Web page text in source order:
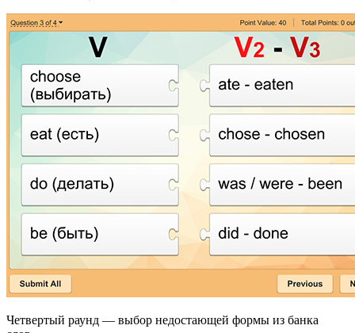
Четвертый раунд — выбор недостающей формы из банка